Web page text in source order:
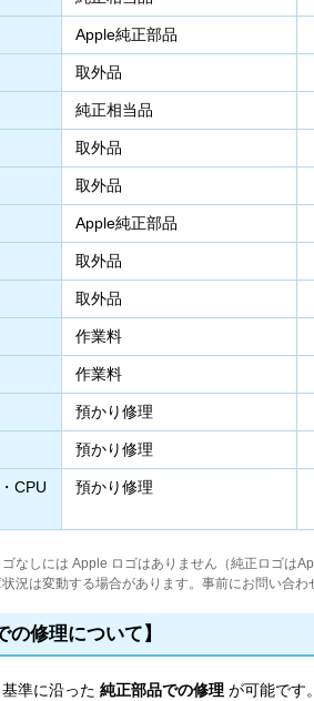
Apple純正部品
取外品
純正相当品
取外品
取外品
Apple純正部品
取外品
取外品
作業料
作業料
預かり修理
預かり修理
CPU
預かり修理
なしには Apple ロゴはありません（純正ロゴは
況は変動する場合があります。事前にお問い合わ
の修理について】
準に沿った 純正部品での修理 が可能です。